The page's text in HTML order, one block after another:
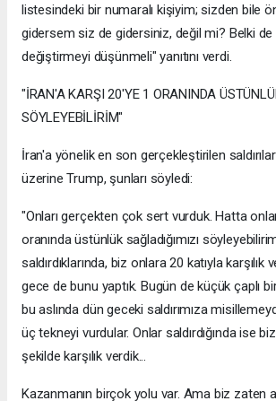
listesindeki bir numaralı kişiyim; sizden bile
gidersem siz de gidersiniz, değil mi? Belki de
değiştirmeyi düşünmeli" yanıtını verdi.
"İRAN'A KARŞI 20'YE 1 ORANINDA
SÖYLEYEBİLİRİM"
İran'a yönelik en son gerçekleştirilen
üzerine Trump, şunları söyledi:
"Onları gerçekten çok sert vurduk. Hatta
oranında üstünlük sağladığımızı
saldırdıklarında, biz onlara 20 katıyla karşılık
gece de bunu yaptık. Bugün de küçük çaplı
bu aslında dün geceki saldırımıza
üç tekneyi vurdular. Onlar saldırdığında ise
şekilde karşılık verdik...
Kazanmanın birçok yolu var. Ama biz zaten